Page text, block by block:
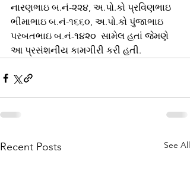
નારણભાઇ બ.નં-૨૨૪, અ.પો.કો પ્રવિણભાઇ
ભીમાભાઇ બ.નં-૧૬૬૦, અ.પો.કો પુંજાભાઇ
પરબતભાઇ બ.નં-૧૪૨૦  સામેલ હતાં જેમણે
આ પ્રસંશનીય કામગીરી કરી હતી.
Recent Posts See All